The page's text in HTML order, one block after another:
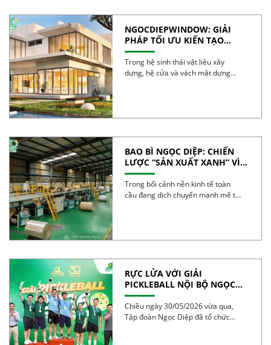
NGOCDIEPWINDOW: GIẢI
PHÁP TỐI ƯU KIẾN TẠO
CÔNG TRÌNH XANH
Trong hệ sinh thái vật liệu xây
dựng, hệ cửa và vách mặt dựng
BAO BÌ NGỌC DIỆP: CHIẾN
LƯỢC “SẢN XUẤT XANH” VÌ
TƯƠNG LAI BỀN VỮNG
Trong bối cảnh nền kinh tế toàn
cầu đang dịch chuyển mạnh mẽ từ
RỰC LỬA VỚI GIẢI
PICKLEBALL NỘI BỘ NGỌC
DIỆP 2026 – BÙNG NỔ TINH
THẦN 30 NĂM
Chiều ngày 30/05/2026 vừa qua,
Tập đoàn Ngọc Diệp đã tổ chức